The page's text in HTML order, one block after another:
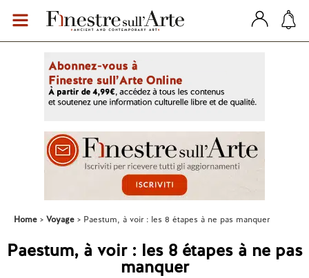
Home Voyage Paestum, à voir : les 8 étapes à ne pas manquer
Paestum, à voir : les 8 étapes à ne pas
manquer